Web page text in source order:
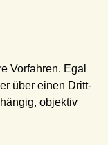
Vorfahren. Egal
über einen Dritt-
objektiv